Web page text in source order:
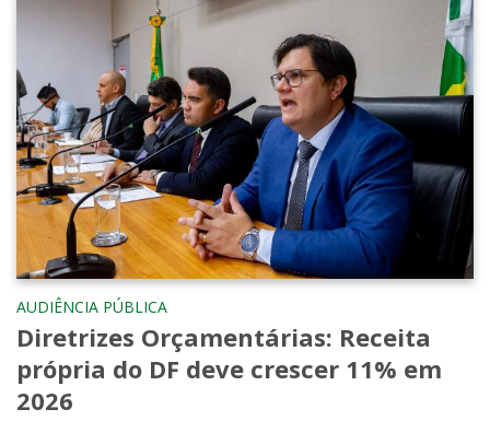
AUDIÊNCIA PÚBLICA
Diretrizes Orçamentárias: Receita
própria do DF deve crescer 11% em
2026